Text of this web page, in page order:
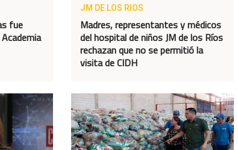
fue
JM DE LOS RIOS
Madres, representantes y médicos
del hospital de niños JM de los Ríos
rechazan que no se permitió la
visita de CIDH